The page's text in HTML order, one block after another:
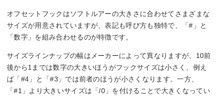
オフセットフックはソフトルアーの大きさに合わせてさまざまな
サイズが用意されていますが、表記も呼び方も独特で、「#」と
「数字」を組み合わせるのが特徴です。
サイズラインナップの幅はメーカーによって異なりますが、10前
後から1までは数字の大きいほうがフックサイズは小さく、例え
ば「#4」と「#3」では前者のほうが小さくなります。一方、
「#1」より大きいサイズは「/0」を付けることで大きくなってい